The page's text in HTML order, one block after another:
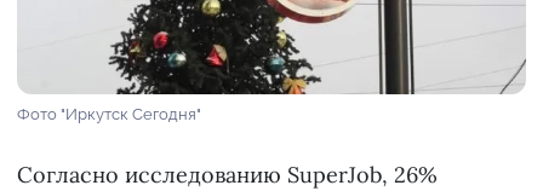
Фото "Иркутск Сегодня"
Согласно исследованию SuperJob, 26%